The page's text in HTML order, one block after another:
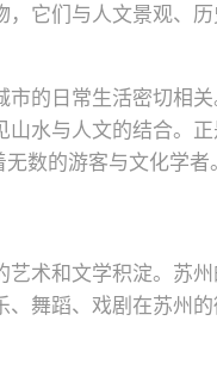
它们与人文景观、
的日常生活密切相
水与人文的结合。
数的游客与文化学者。
术和文学积淀。苏
舞蹈、戏剧在苏州